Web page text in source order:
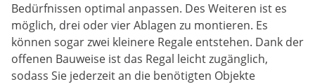
Bedürfnissen optimal anpassen. Des Weiteren ist es
möglich, drei oder vier Ablagen zu montieren. Es
können sogar zwei kleinere Regale entstehen. Dank der
offenen Bauweise ist das Regal leicht zugänglich,
sodass Sie jederzeit an die benötigten Objekte